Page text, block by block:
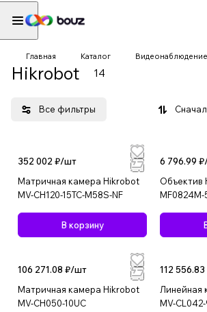
Главная Каталог Видеонаблюдение
Hikrobot 14
Все фильтры
352 002 ₽/шт
Матричная камера Hikrobot
MV-CH120-15TC-M58S-NF
В корзину
6 796.99
Объектив
MF0824M-
106 271.08 ₽/шт
Матричная камера Hikrobot
MV-CH050-10UC
112
Линейная
MV-